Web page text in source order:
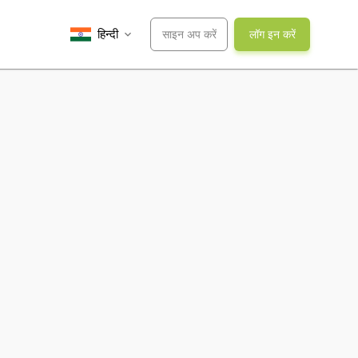
हिन्दी expand_more साइन अप करें लॉग इन करें